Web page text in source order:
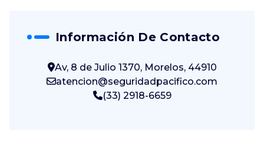
Información De Contacto
Av, 8 de Julio 1370, Morelos, 44910
atencion@seguridadpacifico.com
(33) 2918-6659